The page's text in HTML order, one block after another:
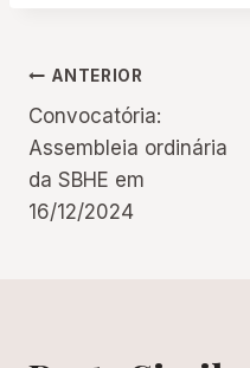
Navegação
de
Post
ANTERIOR
Convocatória:
Assembleia ordinária
da SBHE em
16/12/2024